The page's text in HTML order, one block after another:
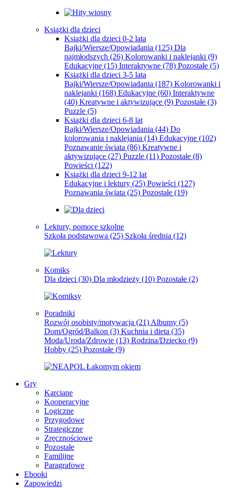
Książki dla dzieci
Książki dla dzieci 0-2 lata
Bajki/Wiersze/Opowiadania (125) Dla
najmłodszych (26) Kolorowanki i naklejanki (9)
Edukacyjne (15) Interaktywne (78) Pozostałe (5)
Książki dla dzieci 3-5 lata
Bajki/Wiersze/Opowiadania (187) Kolorowanki i
naklejanki (168) Edukacyjne (60) Interaktywne
(40) Kreatywne i aktywizujące (9) Pozostałe (3)
Puzzle (5)
Książki dla dzieci 6-8 lat
Bajki/Wiersze/Opowiadania (44) Do
kolorowania i naklejania (14) Edukacyjne (102)
Poznawanie świata (86) Kreatywne i
aktywizujące (27) Puzzle (11) Pozostałe (8)
Powieści (122)
Książki dla dzieci 9-12 lat
Edukacyjne i lektury (25) Powieści (127)
Poznawania świata (25) Pozostałe (19)
Lektury, pomoce szkolne
Szkoła podstawowa (25) Szkoła średnia (12)
Komiks
Dla dzieci (30) Dla młodzieży (10) Pozostałe (2)
Poradniki
Rozwój osobisty/motywacja (21) Albumy (5)
Dom/Ogród/Balkon (3) Kuchnia i dieta (35)
Moda/Uroda/Zdrowie (13) Rodzina/Dziecko (9)
Hobby (25) Pozostałe (9)
Gry
Karciane
Kooperacyjne
Logiczne
Przygodowe
Strategiczne
Zręcznościowe
Pozostałe
Familijne
Paragrafowe
Ebooki
Zapowiedzi